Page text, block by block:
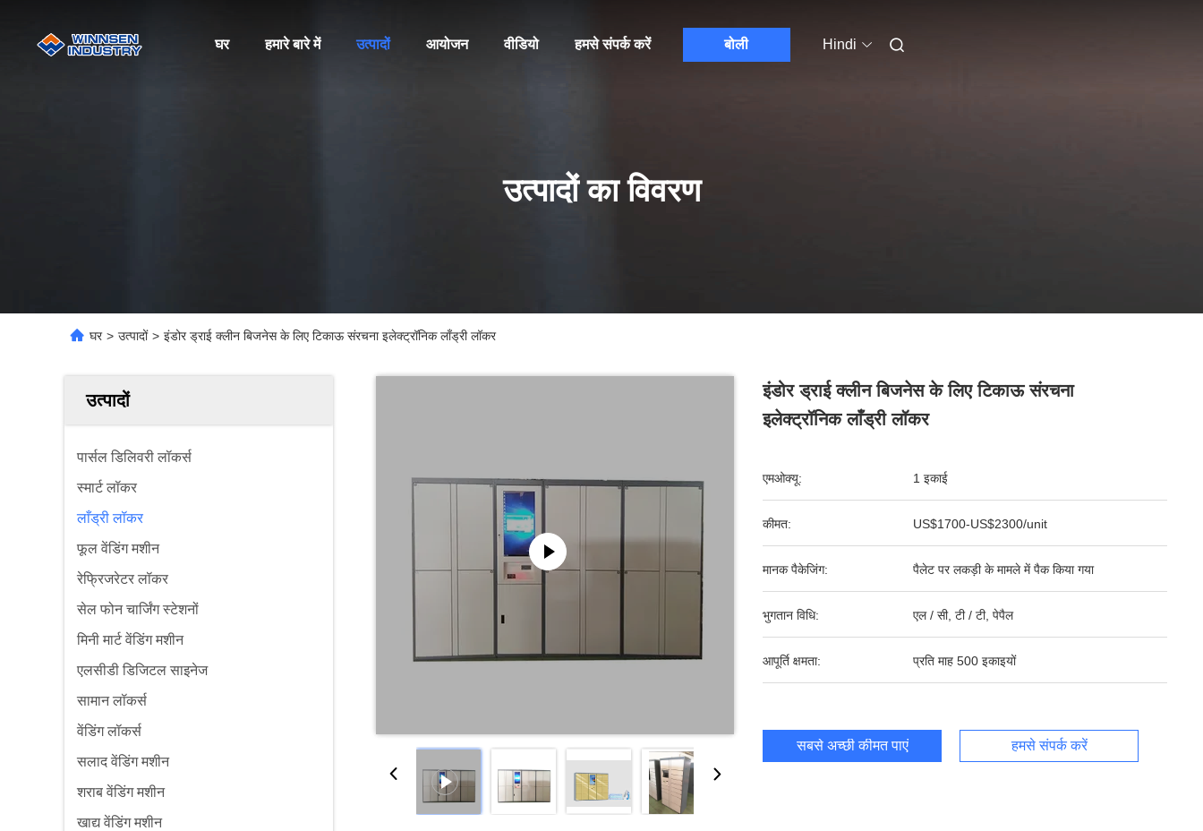
घर हमारे बारे में उत्पादों आयोजन वीडियो हमसे संपर्क करें बोली Hindi
उत्पादों का विवरण
घर > उत्पादों > इंडोर ड्राई क्लीन बिजनेस के लिए टिकाऊ संरचना इलेक्ट्रॉनिक लाँड्री लॉकर
उत्पादों
पार्सल डिलिवरी लॉकर्स
स्मार्ट लॉकर
लाँड्री लॉकर
फूल वेंडिंग मशीन
रेफ्रिजरेटर लॉकर
सेल फोन चार्जिंग स्टेशनों
मिनी मार्ट वेंडिंग मशीन
एलसीडी डिजिटल साइनेज
सामान लॉकर्स
वेंडिंग लॉकर्स
सलाद वेंडिंग मशीन
शराब वेंडिंग मशीन
खाद्य वेंडिंग मशीन
इंडोर ड्राई क्लीन बिजनेस के लिए टिकाऊ संरचना
इलेक्ट्रॉनिक लाँड्री लॉकर
एमओक्यू: 1 इकाई
कीमत: US$1700-US$2300/unit
मानक पैकेजिंग: पैलेट पर लकड़ी के मामले में पैक किया गया
भुगतान विधि: एल / सी, टी / टी, पेपैल
आपूर्ति क्षमता: प्रति माह 500 इकाइयों
सबसे अच्छी कीमत पाएं हमसे संपर्क करें